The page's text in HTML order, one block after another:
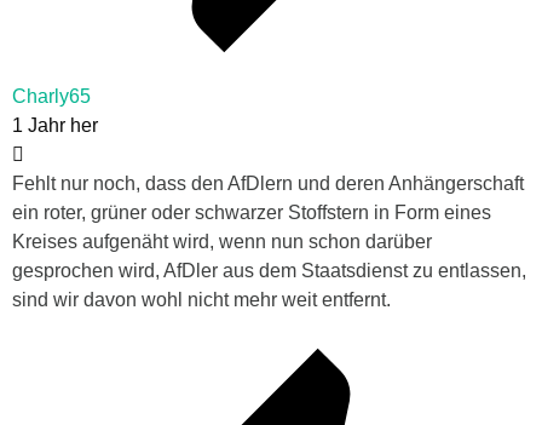
Charly65
1 Jahr her
Fehlt nur noch, dass den AfDlern und deren Anhängerschaft
ein roter, grüner oder schwarzer Stoffstern in Form eines
Kreises aufgenäht wird, wenn nun schon darüber
gesprochen wird, AfDler aus dem Staatsdienst zu entlassen,
sind wir davon wohl nicht mehr weit entfernt.